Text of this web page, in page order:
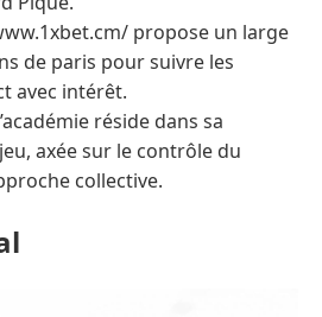
propose un large
de paris pour suivre les
avec intérêt.
réside dans sa
axée sur le contrôle du
collective.